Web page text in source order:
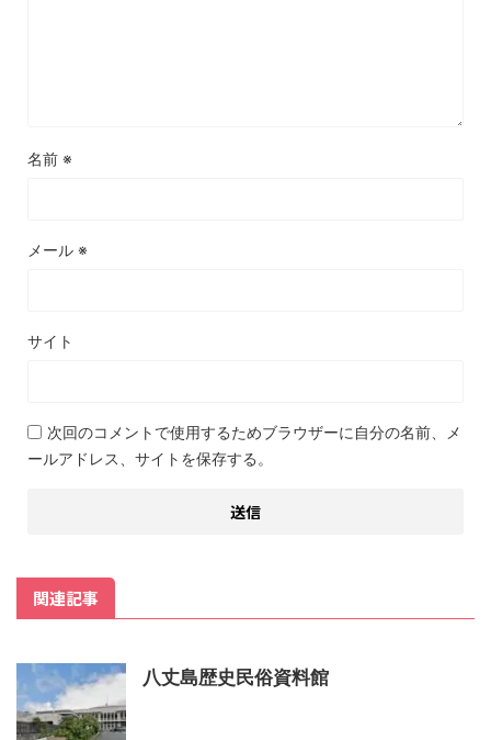
名前 ※
メール ※
サイト
次回のコメントで使用するためブラウザーに自分の名前、メ
ールアドレス、サイトを保存する。
関連記事
八丈島歴史民俗資料館